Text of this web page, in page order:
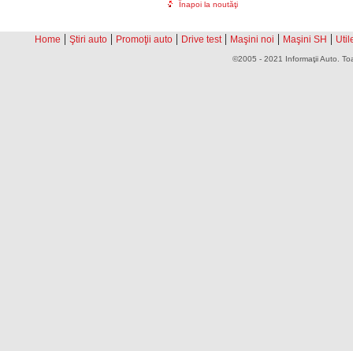
Înapoi la noutăţi
Home | Ştiri auto | Promoţii auto | Drive test | Maşini noi | Maşini SH |
©2005 - 2021 Informaţii Auto.